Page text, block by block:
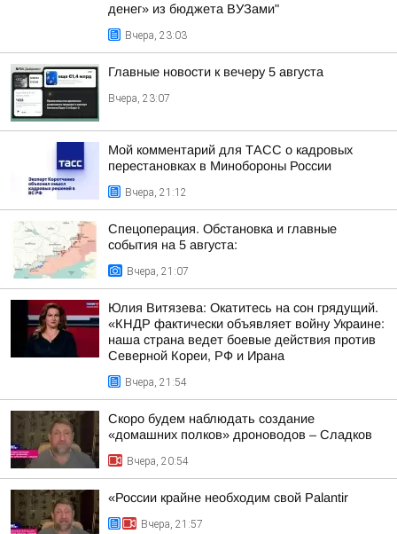
денег» из бюджета ВУЗами"
Вчера, 23:03
Главные новости к вечеру 5 августа
Вчера, 23:07
Мой комментарий для ТАСС о кадровых
перестановках в Минобороны России
Вчера, 21:12
Спецоперация. Обстановка и главные
события на 5 августа:
Вчера, 21:07
Юлия Витязева: Окатитесь на сон грядущий.
«КНДР фактически объявляет войну Украине:
наша страна ведет боевые действия против
Северной Кореи, РФ и Ирана
Вчера, 21:54
Скоро будем наблюдать создание
«домашних полков» дроноводов – Сладков
Вчера, 20:54
«России крайне необходим свой Palantir
Вчера, 21:57